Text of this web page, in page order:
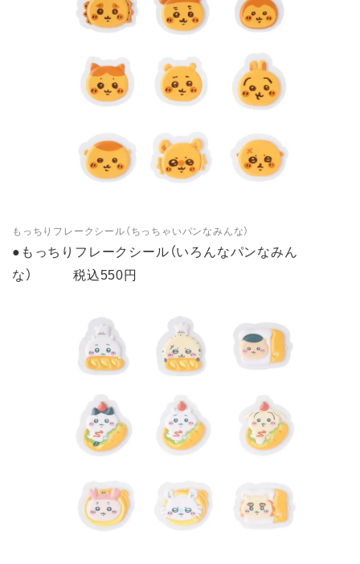
もっちりフレークシール（ちっちゃいパンなみんな）
●もっちりフレークシール（いろんなパンなみん
な） 税込550円